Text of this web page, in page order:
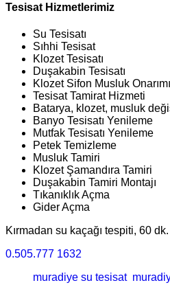
Tesisat Hizmetlerimiz
Su Tesisatı
Sıhhi Tesisat
Klozet Tesisatı
Duşakabin Tesisatı
Klozet Sifon Musluk Onarımı
Tesisat Tamirat Hizmeti
Batarya, klozet, musluk
Banyo Tesisatı Yenileme
Mutfak Tesisatı Yenileme
Petek Temizleme
Musluk Tamiri
Klozet Şamandıra Tamiri
Duşakabin Tamiri Montajı
Tıkanıklık Açma
Gider Açma
Kırmadan su kaçağı tespiti, 60
0.505.777 1632
muradiye su tesisat